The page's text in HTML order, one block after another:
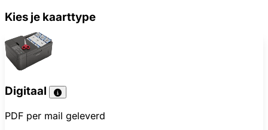
Kies je kaarttype
Digitaal
PDF per mail geleverd